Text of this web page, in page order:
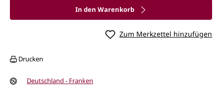
In den Warenkorb
Zum Merkzettel hinzufügen
Drucken
Deutschland - Franken